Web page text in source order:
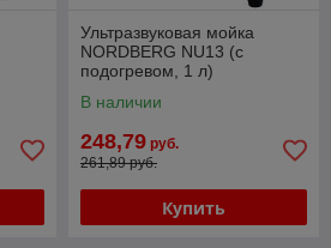
Ультразвуковая мойка
NORDBERG NU13 (с
подогревом, 1 л)
В наличии
248,79 руб.
261,89 руб.
Купить